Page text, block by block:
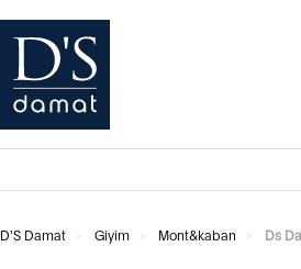
D'S Damat Giyim Mont&kaban Ds